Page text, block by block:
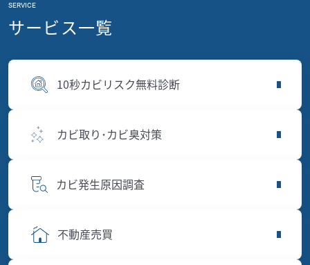
SERVICE
サービス一覧
10秒カビリスク無料診断
カビ取り･カビ臭対策
カビ発生原因調査
不動産売買